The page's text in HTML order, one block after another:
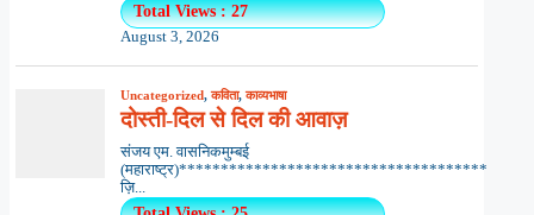
Total Views : 27
August 3, 2026
Uncategorized,कविता,काव्यभाषा
दोस्ती-दिल से दिल की आवाज़
संजय एम. वासनिकमुम्बई
(महाराष्ट्र)*************************************
ज़ि...